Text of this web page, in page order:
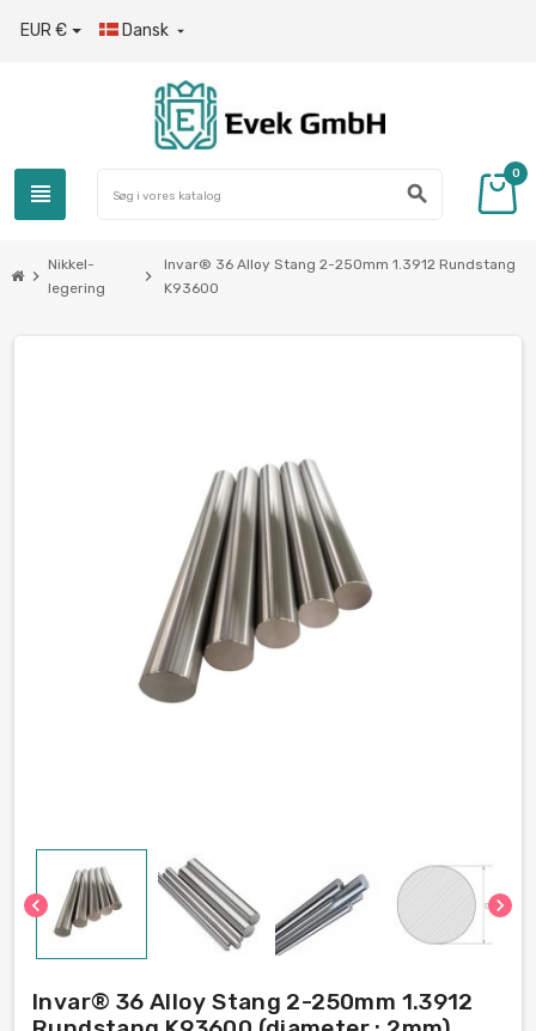
EUR € Dansk 
view_headline search
0
chevron_right
Nikkel-
legering
chevron_right
Invar® 36 Alloy Stang 2-250mm 1.3912 Rundstang
K93600
chevron_left chevron_right
Invar® 36 Alloy Stang 2-250mm 1.3912